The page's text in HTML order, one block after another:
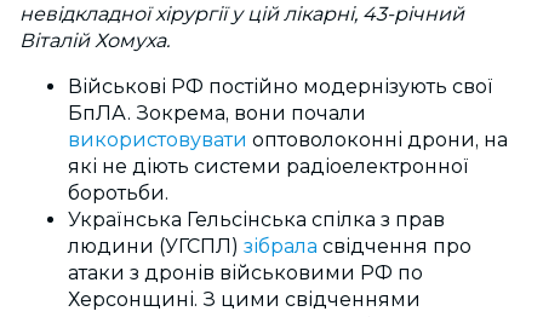
невідкладної хірургії у цій лікарні, 43-річний
Віталій Хомуха.
Військові РФ постійно модернізують свої
БпЛА. Зокрема, вони почали
використовувати оптоволоконні дрони, на
які не діють системи радіоелектронної
боротьби.
Українська Гельсінська спілка з прав
людини (УГСПЛ) зібрала свідчення про
атаки з дронів військовими РФ по
Херсонщині. З цими свідченнями